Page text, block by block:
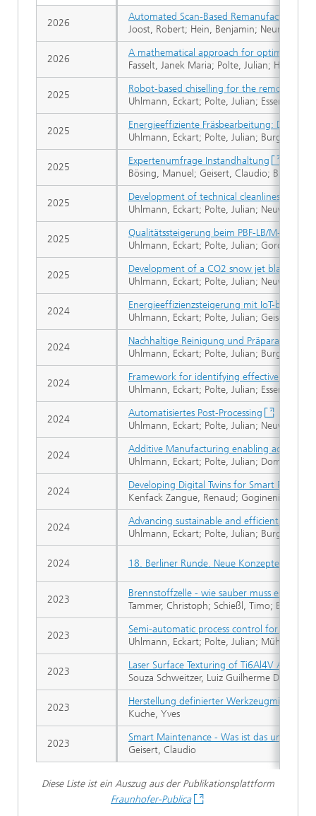
Automated Scan-Based Remanufacturing
Joost, Robert; Hein, Benjamin; Neumann,
A mathematical approach for optimized
Fasselt, Janek Maria; Polte, Julian; Hennig,
Robot-based chiselling for the removal of
Uhlmann, Eckart; Polte, Julian; Esser, Gero
Energieeffiziente Fräsbearbeitung: Die
Uhlmann, Eckart; Polte, Julian; Burgdorf,
Expertenumfrage Instandhaltung
Bösing, Manuel; Geisert, Claudio;
Development of technical cleanliness
Uhlmann, Eckart; Polte, Julian; Neuwald,
Qualitätssteigerung beim PBF-LB/M-
Uhlmann, Eckart; Polte, Julian; Gordei,
Development of a CO2 snow jet blasting
Uhlmann, Eckart; Polte, Julian; Neuwald,
Energieeffizienzsteigerung mit IoT-
Uhlmann, Eckart; Polte, Julian; Geisert,
Nachhaltige Reinigung und Präparation
Uhlmann, Eckart; Polte, Julian; Burgdorf,
Framework for identifying effective
Uhlmann, Eckart; Polte, Julian; Esser, Gero
Automatisiertes Post-Processing
Uhlmann, Eckart; Polte, Julian; Neuwald,
Additive Manufacturing enabling
Uhlmann, Eckart; Polte, Julian; Domingos,
Developing Digital Twins for Smart
Kenfack Zangue, Renaud; Gogineni,
Advancing sustainable and efficient
Uhlmann, Eckart; Polte, Julian; Burgdorf,
18. Berliner Runde. Neue Konzepte für
Brennstoffzelle - wie sauber muss es sein?
Tammer, Christoph; Schießl, Timo;
Semi-automatic process control for
Uhlmann, Eckart; Polte, Julian; Mühlich,
Laser Surface Texturing of Ti6Al4V Alloy
Souza Schweitzer, Luiz Guilherme De
Herstellung definierter
Kuche, Yves
Smart Maintenance - Was ist das und was
Geisert, Claudio
2026
2026
2025
2025
2025
2025
2025
2025
2024
2024
2024
2024
2024
2024
2024
2024
2023
2023
2023
2023
2023
Diese Liste ist ein Auszug aus der Publikationsplattform
Fraunhofer-Publica